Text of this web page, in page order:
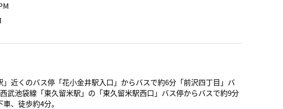
近くのバス停「花小金井駅入口」からバスで約6分「前沢四丁目」バ
武池袋線「東久留米駅」の「東久留米駅西口」バス停からバスで約9分
、徒歩約4分。